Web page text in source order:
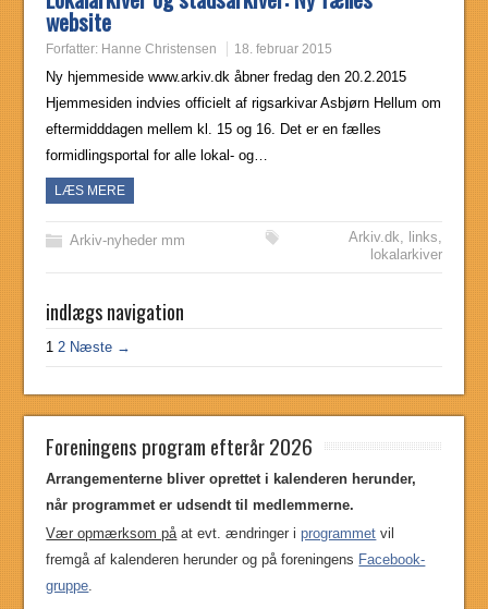
website
Forfatter: Hanne Christensen 18. februar 2015
Ny hjemmeside www.arkiv.dk åbner fredag den 20.2.2015
Hjemmesiden indvies officielt af rigsarkivar Asbjørn Hellum om
eftermidddagen mellem kl. 15 og 16. Det er en fælles
formidlingsportal for alle lokal- og…
LÆS MERE
Arkiv-nyheder mm Arkiv.dk links
lokalarkiver
indlægs navigation
1 2 Næste →
Foreningens program efterår 2026
Arrangementerne bliver oprettet i kalenderen herunder,
når programmet er udsendt til medlemmerne.
Vær opmærksom på at evt. ændringer iprogrammet vil
fremgå af kalenderen herunder og på foreningens Facebook-
gruppe